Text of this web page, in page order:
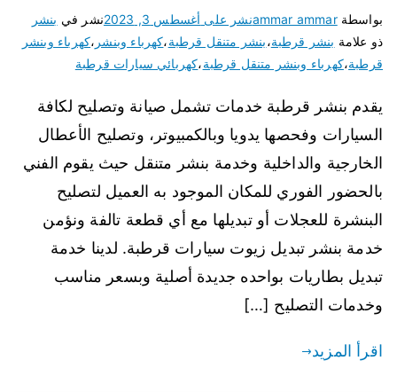
بواسطةammar ammarنشر على أغسطس 3, 2023 نشر في بنشر
ذو علامة بنشر قرطبة،بنشر متنقل قرطبة،كهرباء وبنشر ،كهرباء وبنشر
قرطبة،كهرباء وبنشر متنقل قرطبة،كهربائي سيارات قرطبة
يقدم بنشر قرطبة خدمات تشمل صيانة وتصليح لكافة
السيارات وفحصها يدويا وبالكمبيوتر، وتصليح الأعطال
الخارجية والداخلية وخدمة بنشر متنقل حيث يقوم الفني
بالحضور الفوري للمكان الموجود به العميل لتصليح
البنشرة للعجلات أو تبديلها مع أي قطعة تالفة ونؤمن
خدمة بنشر تبديل زيوت سيارات قرطبة. لدينا خدمة
تبديل بطاريات بواحده جديدة أصلية وبسعر مناسب
وخدمات التصليح […]
اقرأ المزيد